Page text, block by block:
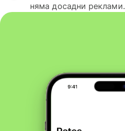
няма досадни реклами.